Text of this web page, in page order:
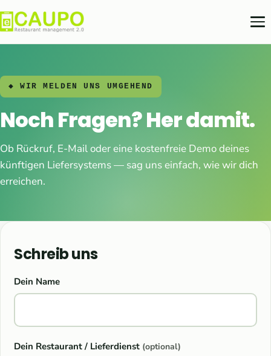
◆ WIR MELDEN UNS UMGEHEND
Noch Fragen? Her damit.
Ob Rückruf, E-Mail oder eine kostenfreie Demo deines
künftigen Liefersystems — sag uns einfach, wie wir dich
erreichen.
Schreib uns
Dein Name
Dein Restaurant / Lieferdienst (optional)